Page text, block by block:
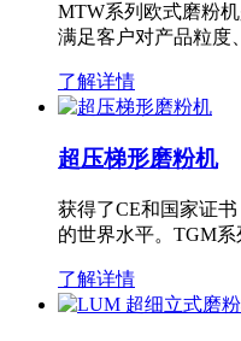
MTW系列欧式磨粉
满足客户对产品粒
了解详情
超压梯形磨粉机
获得了CE和国家证
的世界水平。TGM
了解详情